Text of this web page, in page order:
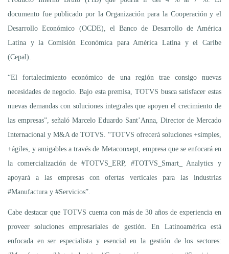
documento fue publicado por la Organización para la Cooperación y el
Desarrollo Económico (OCDE), el Banco de Desarrollo de América
Latina y la Comisión Económica para América Latina y el Caribe
(Cepal).
“El fortalecimiento económico de una región trae consigo nuevas
necesidades de negocio. Bajo esta premisa, TOTVS busca satisfacer estas
nuevas demandas con soluciones integrales que apoyen el crecimiento de
las empresas”, señaló Marcelo Eduardo Sant’Anna, Director de Mercado
Internacional y M&A de TOTVS. “TOTVS ofrecerá soluciones +simples,
+ágiles, y amigables a través de Metaconxept, empresa que se enfocará en
la comercialización de #TOTVS_ERP, #TOTVS_Smart_ Analytics y
apoyará a las empresas con ofertas verticales para las industrias
#Manufactura y #Servicios”.
Cabe destacar que TOTVS cuenta con más de 30 años de experiencia en
proveer soluciones empresariales de gestión. En Latinoamérica está
enfocada en ser especialista y esencial en la gestión de los sectores: